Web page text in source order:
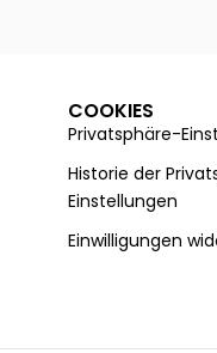
COOKIES
Privatsphäre-
Historie der
Einstellungen
Einwilligungen